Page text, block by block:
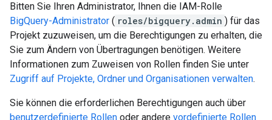
Bitten Sie Ihren Administrator, Ihnen die IAM-Rolle
BigQuery-Administrator ( roles/bigquery.admin ) für das
Projekt zuzuweisen, um die Berechtigungen zu erhalten, die
Sie zum Ändern von Übertragungen benötigen. Weitere
Informationen zum Zuweisen von Rollen finden Sie unter
Zugriff auf Projekte, Ordner und Organisationen verwalten.
Sie können die erforderlichen Berechtigungen auch über
benutzerdefinierte Rollen oder andere vordefinierte Rollen